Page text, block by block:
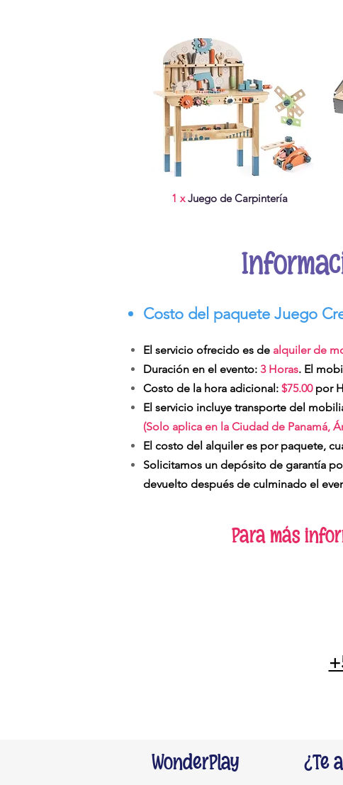
1 xJuego de Carpintería
Costo del paquete Juego
El servicio ofrecido es de alquiler de
Duración en el evento: 3 Horas. El
Costo de la hora adicional: $75.00por
El servicio incluye transporte del
(Solo aplica en la Ciudad de Panamá,
El costo del alquiler es por paquete,
Solicitamos un depósito de garantía
devuelto después de culminado el
Para más
WonderPlay ¿Te